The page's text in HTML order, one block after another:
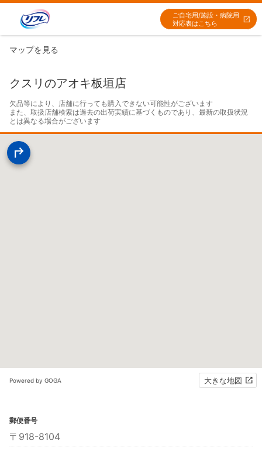
ご自宅用/施設・病院用
対応表はこちら
マップを見る
クスリのアオキ板垣店
欠品等により、店舗に行っても購入できない可能性がございます
また、取扱店舗検索は過去の出荷実績に基づくものであり、最新の取扱状況
とは異なる場合がございます
Powered by GOGA 大きな地図
郵便番号
〒918-8104